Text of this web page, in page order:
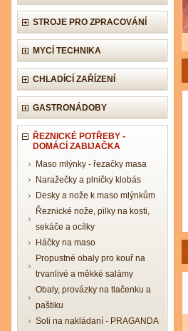
STROJE PRO ZPRACOVÁNÍ
MYCÍ TECHNIKA
CHLADÍCÍ ZAŘÍZENÍ
GASTRONÁDOBY
ŘEZNICKÉ POTŘEBY -
DOMÁCÍ ZABIJAČKA
Maso mlýnky - řezačky masa
Naražečky a plničky klobás
Desky a nože k maso mlýnkům
Řeznické nože, pilky na kosti,
sekáče a ocílky
Háčky na maso
Propustné obaly pro kouř na
trvanlivé a měkké salámy
Obaly, provázky na tlačenku a
paštiku
Soli na nakládaní - PRAGANDA